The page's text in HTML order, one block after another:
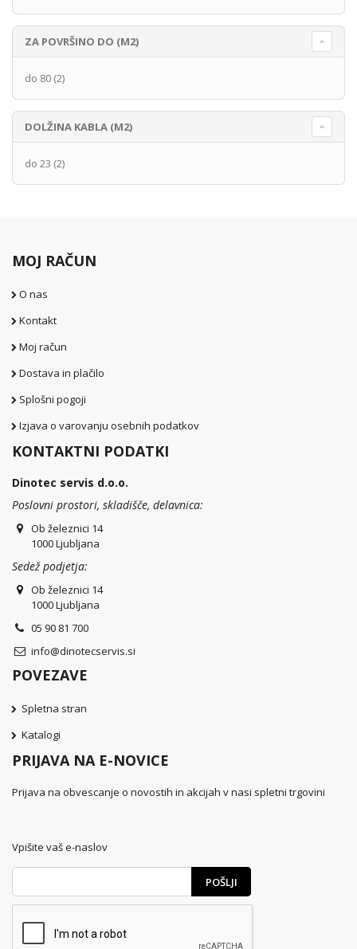
ZA POVRŠINO DO (M2)
do 80 (2)
DOLŽINA KABLA (M2)
do 23 (2)
MOJ RAČUN
O nas
Kontakt
Moj račun
Dostava in plačilo
Splošni pogoji
Izjava o varovanju osebnih podatkov
KONTAKTNI PODATKI
Dinotec servis d.o.o.
Poslovni prostori, skladišče, delavnica:
Ob železnici 14
1000 Ljubljana
Sedež podjetja:
Ob železnici 14
1000 Ljubljana
05 90 81 700
info@dinotecservis.si
POVEZAVE
Spletna stran
Katalogi
PRIJAVA NA E-NOVICE
Prijava na obvescanje o novostih in akcijah v nasi spletni trgovini
Vpišite vaš e-naslov
POŠLJI